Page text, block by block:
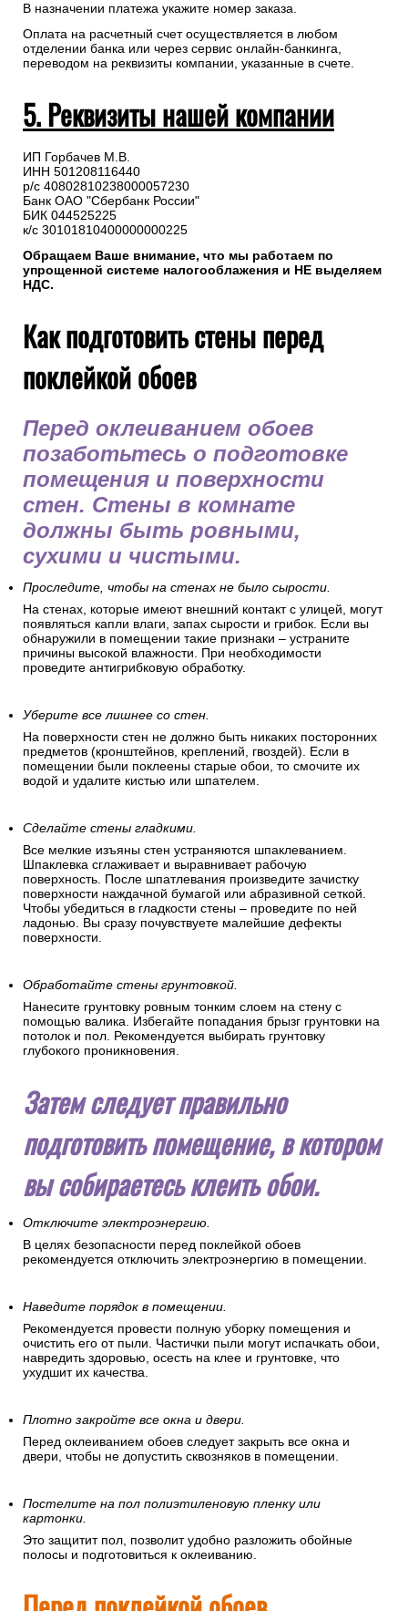
В назначении платежа укажите номер заказа.
Оплата на расчетный счет осуществляется в любом
отделении банка или через сервис онлайн-банкинга,
переводом на реквизиты компании, указанные в счете.
5. Реквизиты нашей компании
ИП Горбачев М.В.
ИНН 501208116440
р/с 40802810238000057230
Банк ОАО "Сбербанк России"
БИК 044525225
к/с 30101810400000000225
Обращаем Ваше внимание, что мы работаем по
упрощенной системе налогооблажения и НЕ выделяем
НДС.
Как подготовить стены перед
поклейкой обоев
Перед оклеиванием обоев
позаботьтесь о подготовке
помещения и поверхности
стен. Стены в комнате
должны быть ровными,
сухими и чистыми.
Проследите, чтобы на стенах не было сырости.
На стенах, которые имеют внешний контакт с улицей, могут
появляться капли влаги, запах сырости и грибок. Если вы
обнаружили в помещении такие признаки – устраните
причины высокой влажности. При необходимости
проведите антигрибковую обработку.
Уберите все лишнее со стен.
На поверхности стен не должно быть никаких посторонних
предметов (кронштейнов, креплений, гвоздей). Если в
помещении были поклеены старые обои, то смочите их
водой и удалите кистью или шпателем.
Сделайте стены гладкими.
Все мелкие изъяны стен устраняются шпаклеванием.
Шпаклевка сглаживает и выравнивает рабочую
поверхность. После шпатлевания произведите зачистку
поверхности наждачной бумагой или абразивной сеткой.
Чтобы убедиться в гладкости стены – проведите по ней
ладонью. Вы сразу почувствуете малейшие дефекты
поверхности.
Обработайте стены грунтовкой.
Нанесите грунтовку ровным тонким слоем на стену с
помощью валика. Избегайте попадания брызг грунтовки на
потолок и пол. Рекомендуется выбирать грунтовку
глубокого проникновения.
Затем следует правильно
подготовить помещение, в котором
вы собираетесь клеить обои.
Отключите электроэнергию.
В целях безопасности перед поклейкой обоев
рекомендуется отключить электроэнергию в помещении.
Наведите порядок в помещении.
Рекомендуется провести полную уборку помещения и
очистить его от пыли. Частички пыли могут испачкать обои,
навредить здоровью, осесть на клее и грунтовке, что
ухудшит их качества.
Плотно закройте все окна и двери.
Перед оклеиванием обоев следует закрыть все окна и
двери, чтобы не допустить сквозняков в помещении.
Постелите на пол полиэтиленовую пленку или
картонки.
Это защитит пол, позволит удобно разложить обойные
полосы и подготовиться к оклеиванию.